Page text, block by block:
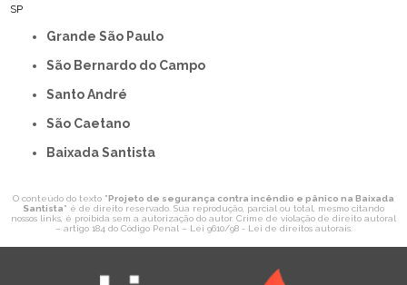
SP
Grande São Paulo
São Bernardo do Campo
Santo André
São Caetano
Baixada Santista
O conteúdo do texto "Projeto de segurança contra incêndio e pânico na Baixada
Santista" é de direito reservado. Sua reprodução, parcial ou total, mesmo citando
nossos links, é proibida sem a autorização do autor. Crime de violação de direito autoral
– artigo 184 do Código Penal – Lei 9610/98 - Lei de direitos autorais.